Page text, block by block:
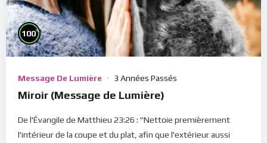
100%
Message De Lumière 3 Années Passés
Miroir (Message de Lumière)
De l'Évangile de Matthieu 23:26 : "Nettoie premièrement
l'intérieur de la coupe et du plat, afin que l'extérieur aussi